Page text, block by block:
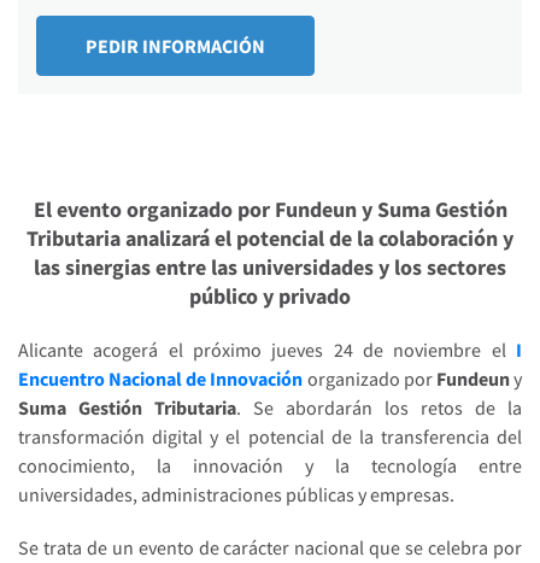
El evento organizado por Fundeun y Suma Gestión
Tributaria analizará el potencial de la colaboración y
las sinergias entre las universidades y los sectores
público y privado
Alicante acogerá el próximo jueves 24 de noviembre el I
Encuentro Nacional de Innovación organizado por Fundeuny
Suma Gestión Tributaria. Se abordarán los retos de la
transformación digital y el potencial de la transferencia del
conocimiento, la innovación y la tecnología entre
universidades, administraciones públicas y empresas.
Se trata de un evento de carácter nacional que se celebra por